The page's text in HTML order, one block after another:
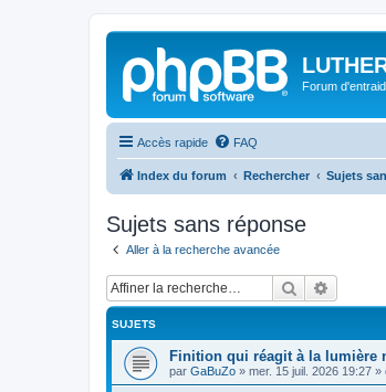
Forum
Accès rapide FAQ
Index du forum Rechercher Sujets
Sujets sans réponse
Aller à la recherche avancée
Rechercher
SUJETS
Finition qui réagit à la lumière
par GaBuZo » mer. 15 juil. 2026 19:27 »